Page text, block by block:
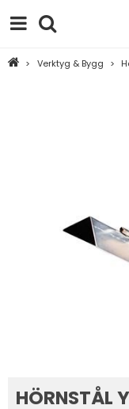
> Verktyg & Bygg >
HÖRNSTÅL